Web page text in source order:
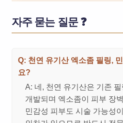
자주 묻는 질문 ❓
Q: 천연 유기산 엑소좀 필링,
요?
A: 네, 천연 유기산은 기존
개발되며 엑소좀이 피부 장
민감성 피부도 시술 가능성